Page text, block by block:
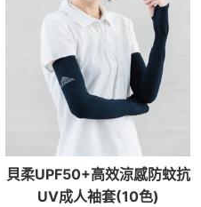
貝柔UPF50+高效涼感防蚊抗
UV成人袖套(10色)